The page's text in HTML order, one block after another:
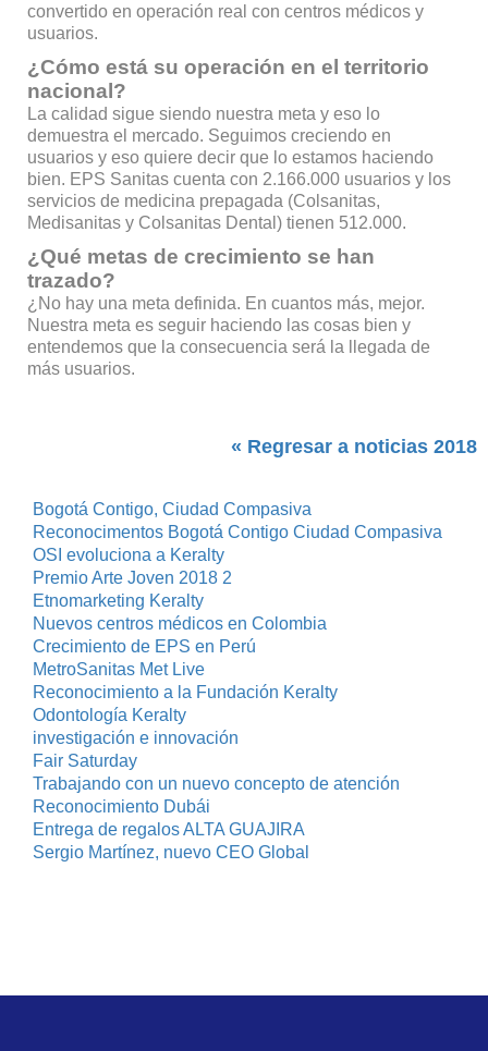
convertido en operación real con centros médicos y
usuarios.
¿Cómo está su operación en el territorio
nacional?
La calidad sigue siendo nuestra meta y eso lo
demuestra el mercado. Seguimos creciendo en
usuarios y eso quiere decir que lo estamos haciendo
bien. EPS Sanitas cuenta con 2.166.000 usuarios y los
servicios de medicina prepagada (Colsanitas,
Medisanitas y Colsanitas Dental) tienen 512.000.
¿Qué metas de crecimiento se han
trazado?
¿No hay una meta definida. En cuantos más, mejor.
Nuestra meta es seguir haciendo las cosas bien y
entendemos que la consecuencia será la llegada de
más usuarios.
« Regresar a noticias 2018
Bogotá Contigo, Ciudad Compasiva
Reconocimentos Bogotá Contigo Ciudad Compasiva
OSI evoluciona a Keralty
Premio Arte Joven 2018 2
Etnomarketing Keralty
Nuevos centros médicos en Colombia
Crecimiento de EPS en Perú
MetroSanitas Met Live
Reconocimiento a la Fundación Keralty
Odontología Keralty
investigación e innovación
Fair Saturday
Trabajando con un nuevo concepto de atención
Reconocimiento Dubái
Entrega de regalos ALTA GUAJIRA
Sergio Martínez, nuevo CEO Global